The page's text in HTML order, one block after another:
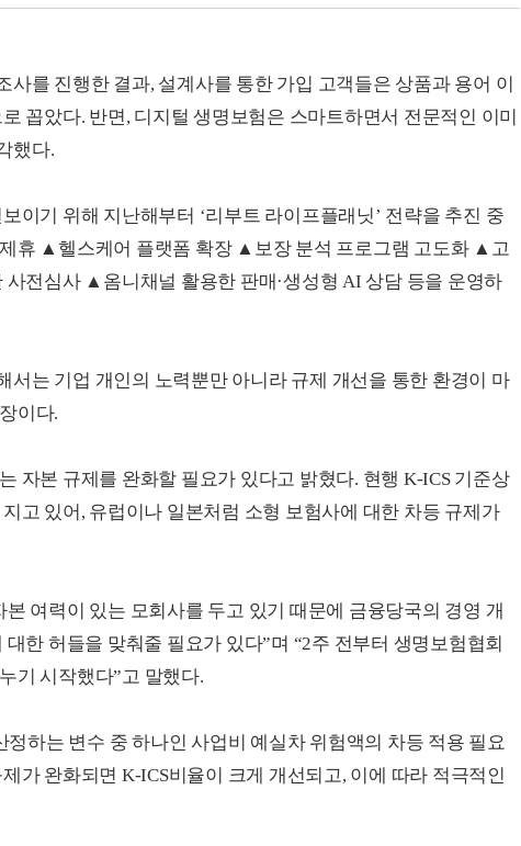
사를 진행한 결과, 설계사를 통한 가입 고객들은 상품과 용어 이
꼽았다. 반면, 디지털 생명보험은 스마트하면서 전문적인 이미
했다.
이기 위해 지난해부터 ‘리부트 라이프플래닛’ 전략을 추진 중
휴 ▲헬스케어 플랫폼 확장 ▲보장 분석 프로그램 고도화 ▲고
전심사 ▲옴니채널 활용한 판매·생성형 AI 상담 등을 운영하
서는 기업 개인의 노력뿐만 아니라 규제 개선을 통한 환경이 마
이다.
자본 규제를 완화할 필요가 있다고 밝혔다. 현행 K-ICS 기준상
고 있어, 유럽이나 일본처럼 소형 보험사에 대한 차등 규제가
여력이 있는 모회사를 두고 있기 때문에 금융당국의 경영 개
한 허들을 맞춰줄 필요가 있다”며 “2주 전부터 생명보험협회
기 시작했다”고 말했다.
하는 변수 중 하나인 사업비 예실차 위험액의 차등 적용 필요
가 완화되면 K-ICS비율이 크게 개선되고, 이에 따라 적극적인